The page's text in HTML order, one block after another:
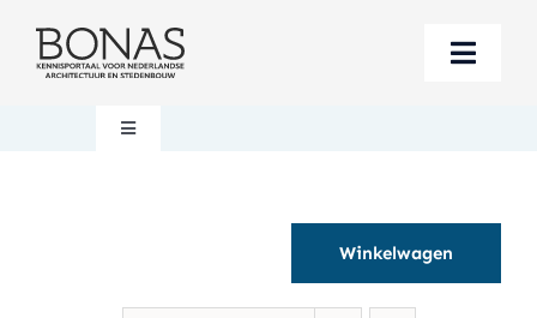
naar
Toggle
BerichtenToggle
Winkelwagen